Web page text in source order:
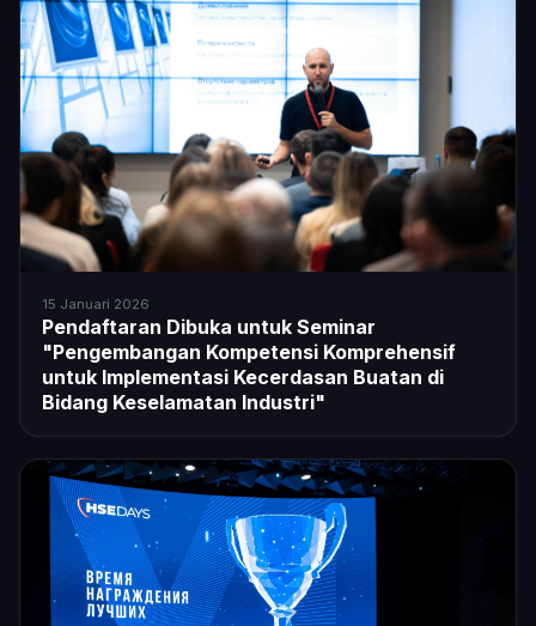
15 Januari 2026
Pendaftaran Dibuka untuk Seminar
"Pengembangan Kompetensi Komprehensif
untuk Implementasi Kecerdasan Buatan di
Bidang Keselamatan Industri"